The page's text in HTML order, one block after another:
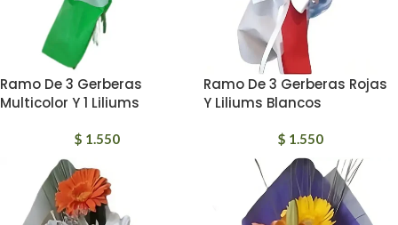
Ramo De 3 Gerberas
Multicolor Y 1 Liliums
$ 1.550
Ramo De 3 Gerberas Rojas
Y Liliums Blancos
$ 1.550